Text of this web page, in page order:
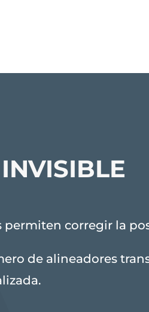
permiten corregir la
de alineadores